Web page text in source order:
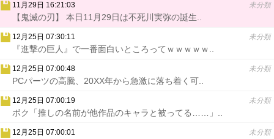
11月29日 16:21:03 未分類
【鬼滅の刃】 本日11月29日は不死川実弥の誕生..
12月25日 07:30:11 未分類
『進撃の巨人』で一番面白いところってｗｗｗｗｗ..
12月25日 07:00:48 未分類
PCパーツの高騰、20XX年から急激に落ち着く可..
12月25日 07:00:19 未分類
ボク「推しの名前が他作品のキャラと被ってる……」..
12月25日 07:00:01 未分類